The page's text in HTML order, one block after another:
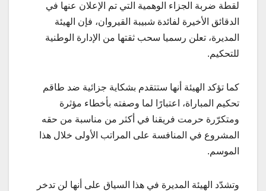
لقطة ضربة الجزاء الوهمية التي تم الإعلان عنها في
الدقائق الأخيرة لفائدة شبيبة القيروان، فإن الهيئة
المديرة، تعلن رسميا سحب ثقتها من الإدارة الوطنية
للتحكيم.
كما تؤكد الهيئة أنها ستتقدم بشكاية جزائية ضد طاقم
تحكيم المباراة، اعتبارًا لما وصفته بأخطاء مؤثرة
ومتكرّرة حرمت فريقنا في أكثر من مناسبة من حقه
المشروع في المنافسة على المراتب الأولى خلال هذا
الموسم.
وتشدّد الهيئة المديرة في هذا السياق على أنها لن تدخر